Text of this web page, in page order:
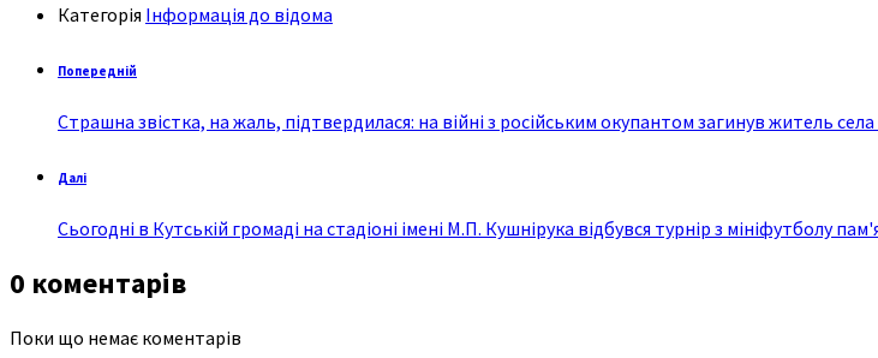
Категорія Інформація до відома
Попередній
Страшна звістка, на жаль, підтвердилася: на війні з російським окупантом загинув
Далі
Сьогодні в Кутській громаді на стадіоні імені М.П. Кушнірука відбувся турнір з мініфутболу
0 коментарів
Поки що немає коментарів